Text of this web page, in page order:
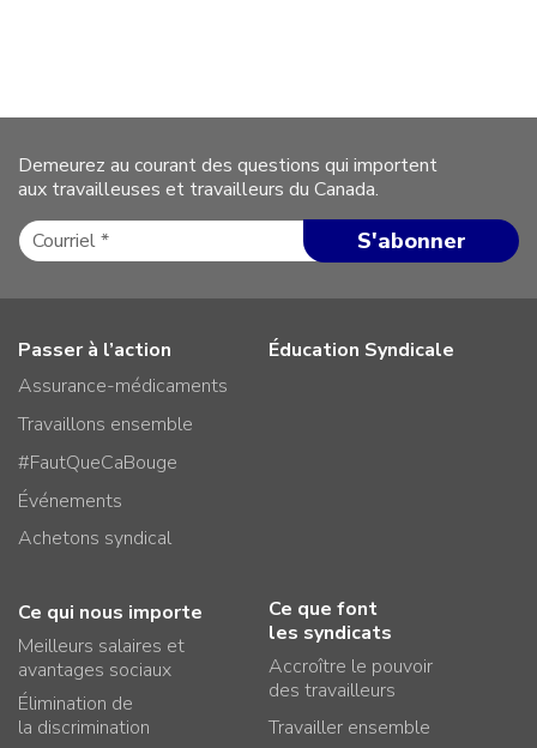
Demeurez au courant des questions qui importent
aux travailleuses et travailleurs du Canada.
Passer à l’action
Assurance-médicaments
Travaillons ensemble
#FautQueCaBouge
Événements
Achetons syndical
Éducation Syndicale
Ce qui nous importe
Meilleurs salaires et
avantages sociaux
Élimination de
la discrimination
Ce que font
les syndicats
Accroître le pouvoir
des travailleurs
Travailler ensemble